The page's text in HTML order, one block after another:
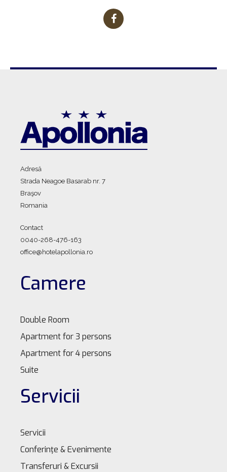
Adresă
Strada Neagoe Basarab nr. 7
Braşov
Romania
Contact
0040-268-476-163
office@hotelapollonia.ro
Camere
Double Room
Apartment for 3 persons
Apartment for 4 persons
Suite
Servicii
Servicii
Conferinţe & Evenimente
Transferuri & Excursii